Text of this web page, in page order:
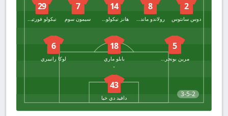
3-5-2
2
دوس سانتوس
8
رولاندو ماندراجورا
14
هانز نيكولوسي
7
سيمون سوم
29
نيكولو فورتيني
5
18
بابلو ماري
6
لوكا رانييري
43
دافيد دي خيا